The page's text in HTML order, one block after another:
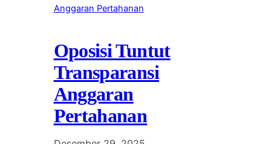
Oposisi Tuntut
Transparansi
Anggaran
Pertahanan